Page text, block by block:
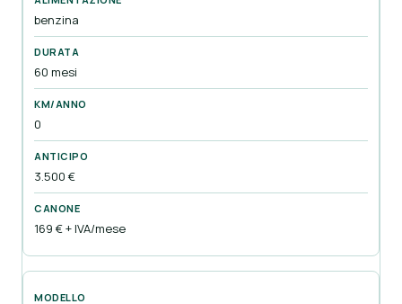
benzina
60 mesi
0
3.500 €
169 € + IVA/mese